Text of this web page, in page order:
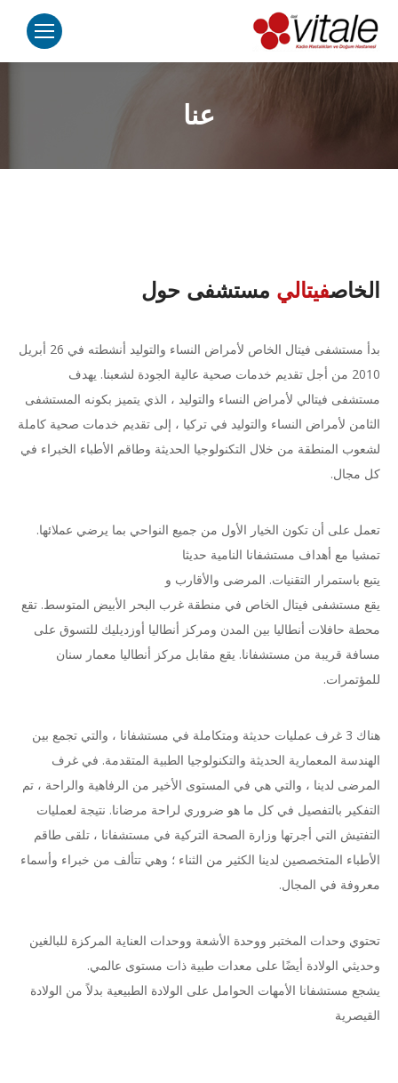
عنا
الخاصفيتالي مستشفى حول
بدأ مستشفى فيتال الخاص لأمراض النساء والتوليد أنشطته في 26 أبريل
2010 من أجل تقديم خدمات صحية عالية الجودة لشعبنا. يهدف
مستشفى فيتالي لأمراض النساء والتوليد ، الذي يتميز بكونه المستشفى
الثامن لأمراض النساء والتوليد في تركيا ، إلى تقديم خدمات صحية كاملة
لشعوب المنطقة من خلال التكنولوجيا الحديثة وطاقم الأطباء الخبراء في
كل مجال.
تعمل على أن تكون الخيار الأول من جميع النواحي بما يرضي عملائها.
تمشيا مع أهداف مستشفانا النامية حديثا
يتبع باستمرار التقنيات. المرضى والأقارب و
يقع مستشفى فيتال الخاص في منطقة غرب البحر الأبيض المتوسط. تقع
محطة حافلات أنطاليا بين المدن ومركز أنطاليا أوزديليك للتسوق على
مسافة قريبة من مستشفانا. يقع مقابل مركز أنطاليا معمار سنان
للمؤتمرات.
هناك 3 غرف عمليات حديثة ومتكاملة في مستشفانا ، والتي تجمع بين
الهندسة المعمارية الحديثة والتكنولوجيا الطبية المتقدمة. في غرف
المرضى لدينا ، والتي هي في المستوى الأخير من الرفاهية والراحة ، تم
التفكير بالتفصيل في كل ما هو ضروري لراحة مرضانا. نتيجة لعمليات
التفتيش التي أجرتها وزارة الصحة التركية في مستشفانا ، تلقى طاقم
الأطباء المتخصصين لدينا الكثير من الثناء ؛ وهي تتألف من خبراء وأسماء
معروفة في المجال.
تحتوي وحدات المختبر ووحدة الأشعة ووحدات العناية المركزة للبالغين
وحديثي الولادة أيضًا على معدات طبية ذات مستوى عالمي.
يشجع مستشفانا الأمهات الحوامل على الولادة الطبيعية بدلاً من الولادة
القيصرية